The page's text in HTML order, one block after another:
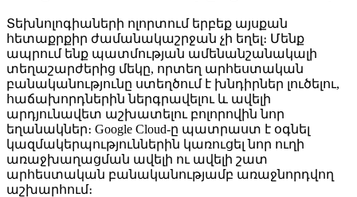
Տեխնոլոգիաների ոլորտում երբեք այսքան
հետաքրքիր ժամանակաշրջան չի եղել։ Մենք
ապրում ենք պատմության ամենանշանակալի
տեղաշարժերից մեկը, որտեղ արհեստական ​​
բանականությունը ստեղծում է խնդիրներ լուծելու,
հաճախորդներին ներգրավելու և ավելի
արդյունավետ աշխատելու բոլորովին նոր
եղանակներ։ Google Cloud-ը պատրաստ է օգնել
կազմակերպություններին կառուցել նոր ուղի
առաջխաղացման ավելի ու ավելի շատ
արհեստական ​​բանականությամբ առաջնորդվող
աշխարհում։